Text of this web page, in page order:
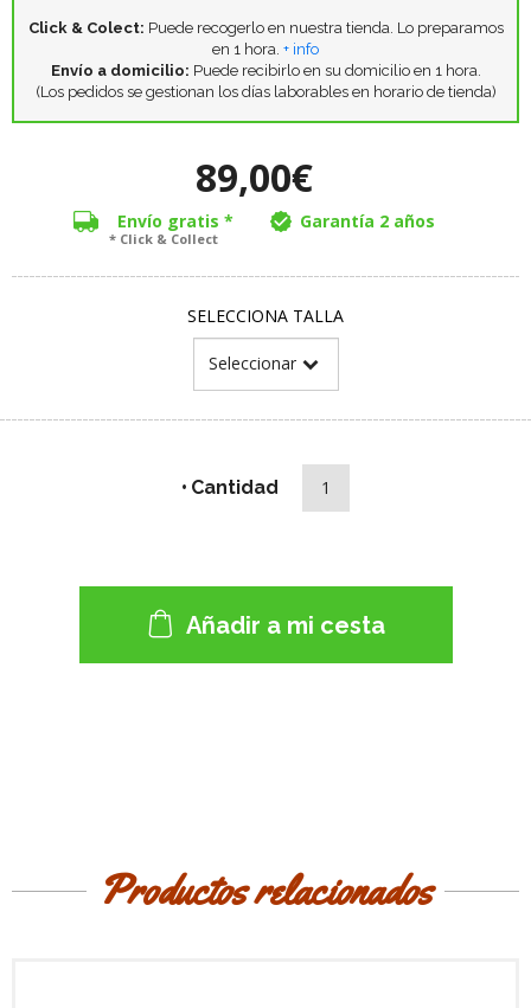
Click & Colect: Puede recogerlo en nuestra tienda. Lo preparamos
en 1 hora. + info
Envío a domicilio: Puede recibirlo en su domicilio en 1 hora.
(Los pedidos se gestionan los días laborables en horario de tienda)
89,00€
Envío gratis *
* Click & Collect
Garantía 2 años
SELECCIONA TALLA
Cantidad
Añadir a mi cesta
Productos relacionados